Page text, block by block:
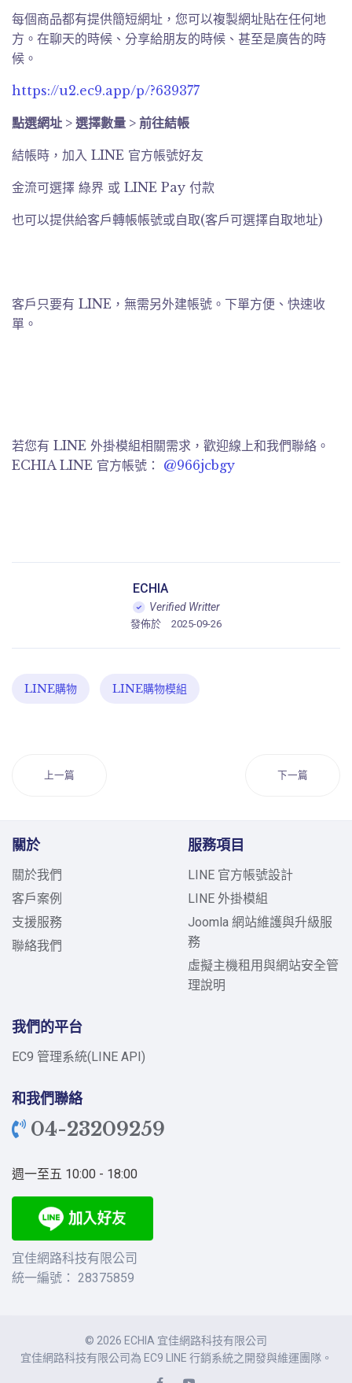
每個商品都有提供簡短網址，您可以複製網址貼在任何地
方。在聊天的時候、分享給朋友的時候、甚至是廣告的時
候。
https://u2.ec9.app/p/?639377
點選網址 > 選擇數量 > 前往結帳
結帳時，加入 LINE 官方帳號好友
金流可選擇 綠界 或 LINE Pay 付款
也可以提供給客戶轉帳帳號或自取(客戶可選擇自取地址)
客戶只要有 LINE，無需另外建帳號。下單方便、快速收
單。
若您有 LINE 外掛模組相關需求，歡迎線上和我們聯絡。
ECHIA LINE 官方帳號： @966jcbgy
ECHIA
Verified Writter
發佈於 2025-09-26
LINE購物 LINE購物模組
上一篇 下一篇
關於
關於我們
客戶案例
支援服務
聯絡我們
服務項目
LINE 官方帳號設計
LINE 外掛模組
Joomla 網站維護與升級服
務
虛擬主機租用與網站安全管
理說明
我們的平台
EC9 管理系統(LINE API)
和我們聯絡
04-23209259
週一至五 10:00 - 18:00
宜佳網路科技有限公司
統一編號： 28375859
© 2026 ECHIA 宜佳網路科技有限公司
宜佳網路科技有限公司為 EC9 LINE 行銷系統之開發與維運團隊。